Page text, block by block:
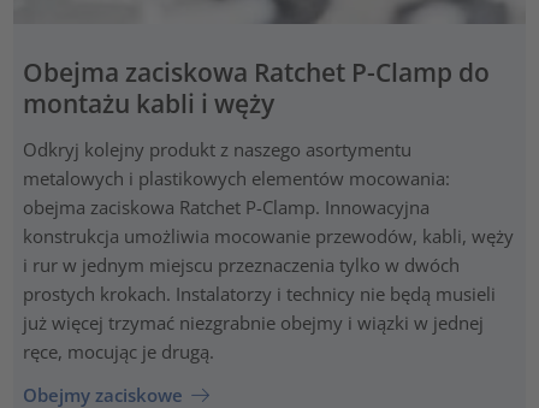
Obejma zaciskowa Ratchet P-Clamp do
montażu kabli i węży
Odkryj kolejny produkt z naszego asortymentu
metalowych i plastikowych elementów mocowania:
obejma zaciskowa Ratchet P-Clamp. Innowacyjna
konstrukcja umożliwia mocowanie przewodów, kabli, węży
i rur w jednym miejscu przeznaczenia tylko w dwóch
prostych krokach. Instalatorzy i technicy nie będą musieli
już więcej trzymać niezgrabnie obejmy i wiązki w jednej
ręce, mocując je drugą.
Obejmy zaciskowe